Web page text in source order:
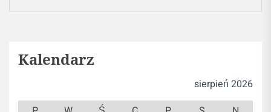
Kalendarz
sierpień 2026